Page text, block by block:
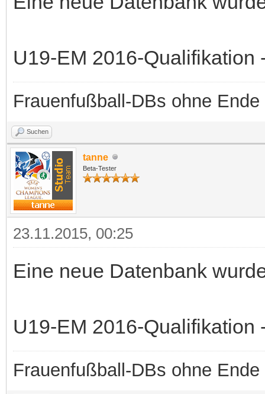
U19-EM 2016-Qualifikation
Frauenfußball-DBs ohne Ende
Suchen
tanne
Beta-Tester
23.11.2015, 00:25
Eine neue Datenbank
U19-EM 2016-Qualifikation
Frauenfußball-DBs ohne Ende